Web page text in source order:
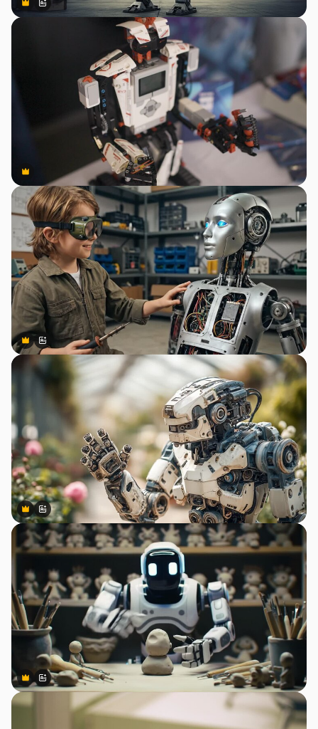
Premium
Premium
สร้างขึ้นโดย AI
Premium
Premium
Premium
Premium
สร้างขึ้นโดย AI
Premium
Premium
สร้างขึ้นโดย AI
Premium
Premium
สร้างขึ้นโดย AI